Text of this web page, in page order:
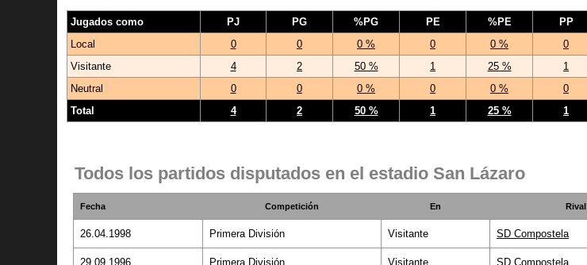
Jugados como PJ PG %PG PE %PE PP
Local
0 0 0 % 0 0 % 0
Visitante
4 2 50 % 1 25 % 1
Neutral
0 0 0 % 0 0 % 0
Total
4 2 50 % 1 25 % 1
Todos los partidos disputados en el estadio San Lázaro
Fecha Competición En Rival
26.04.1998 Primera División Visitante SD Compostela
29.09.1996 Primera División Visitante SD Compostela